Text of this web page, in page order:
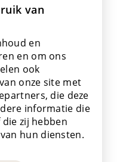
GERMAN
SPANISH
van
en
en om ons
ook
onze site met
die deze
informatie die
zij hebben
hun diensten.